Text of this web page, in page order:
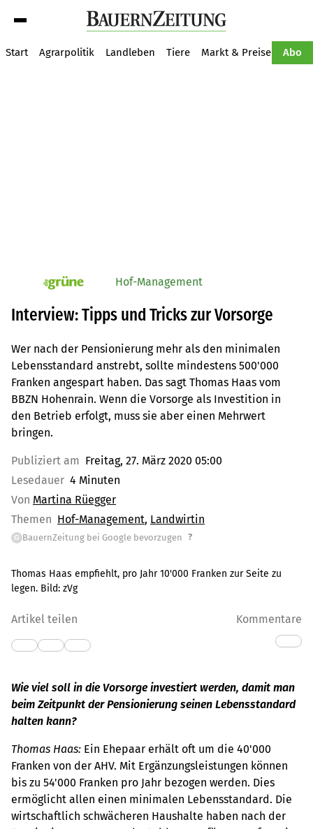
Start Agrarpolitik Landleben Tiere Markt & Preise Abo
pv_die-grune-online Hof-Management
Interview: Tipps und Tricks zur Vorsorge
Wer nach der Pensionierung mehr als den minimalen
Lebensstandard anstrebt, sollte mindestens 500'000
Franken angespart haben. Das sagt Thomas Haas vom
BBZN Hohenrain. Wenn die Vorsorge als Investition in
den Betrieb erfolgt, muss sie aber einen Mehrwert
bringen.
Publiziert am Freitag, 27. März 2020 05:00
Lesedauer 4 Minuten
Von Martina Rüegger
Themen Hof-Management Landwirtin
G BauernZeitung bei Google bevorzugen ?
Thomas Haas empfiehlt, pro Jahr 10'000 Franken zur Seite zu
legen. Bild: zVg
Artikel teilen Kommentare
Wie viel soll in die Vorsorge investiert werden, damit man
beim Zeitpunkt der Pensionierung seinen Lebensstandard
halten kann?
Thomas Haas: Ein Ehepaar erhält oft um die 40'000
Franken von der AHV. Mit Ergänzungsleistungen können
bis zu 54'000 Franken pro Jahr bezogen werden. Dies
ermöglicht allen einen minimalen Lebensstandard. Die
wirtschaftlich schwächeren Haushalte haben nach der